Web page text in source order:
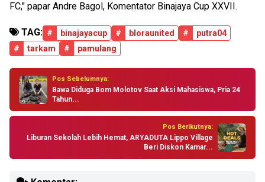
FC," papar Andre Bagol, Komentator Binajaya Cup XXVII.
TAG: # binajayacup # bloraunited #
putra04
#
tarkam # pamulang
Pos Sebelumnya:
Bawa Diduga Bom Molotov Saat Aksi Mahasiswa, Pria 24
Tahun...
Pos Berikutnya:
Liburan Sekolah Lebih Hemat, ARYADUTA Lippo Village
Beri Diskon Kamar...